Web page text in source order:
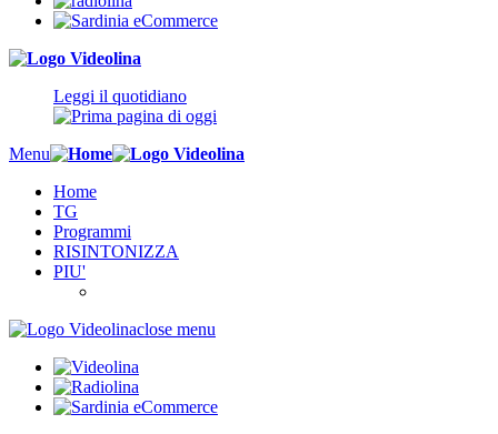
Leggi il quotidiano
Menu
Home
TG
Programmi
RISINTONIZZA
PIU'
close menu